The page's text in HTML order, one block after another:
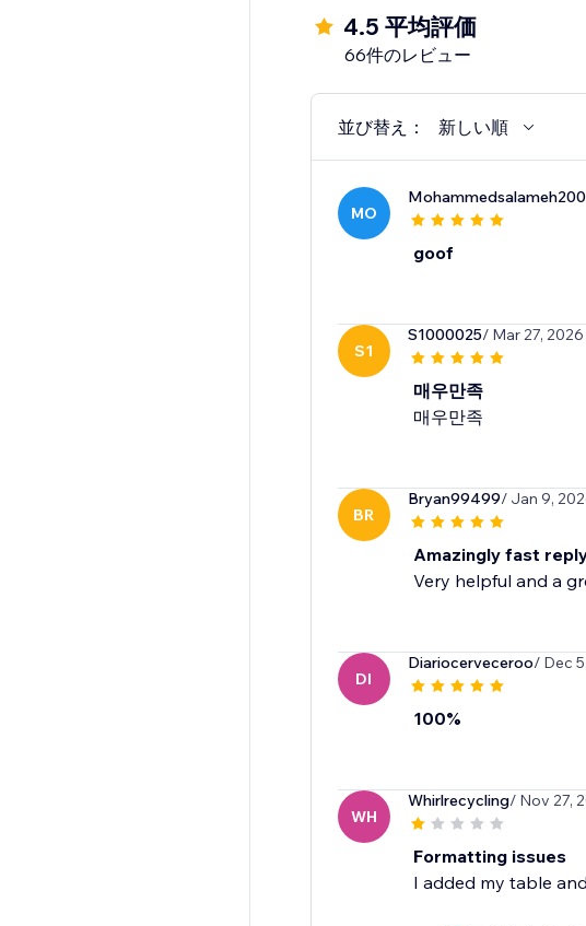
4.5 平均評価
66件のレビュー
並び替え： 新しい順
MO
goof
S1
S1000025/ Mar 27, 2026
매우만족
매우만족
BR
Bryan99499/ Jan 9,
Amazingly fast
Very helpful and a
DI
Diariocerveceroo/ Dec
100%
WH
Whirlrecycling/ Nov 27,
Formatting issues
I added my table